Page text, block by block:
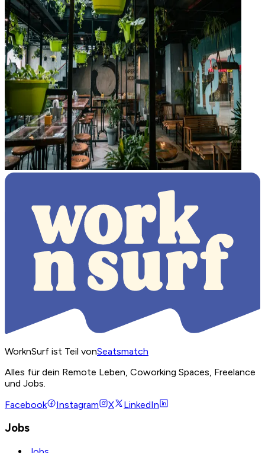
WorknSurf ist Teil vonSeatsmatch
Alles für dein Remote Leben, Coworking Spaces, Freelance
und Jobs.
Facebook
Instagram X LinkedIn
Jobs